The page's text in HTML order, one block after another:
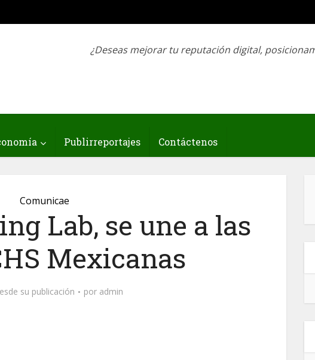
¿Deseas mejorar tu reputación digital,
Publirreportajes Contáctenos
Comunicae
Lab, se une a las
Mexicanas
su publicación por admin